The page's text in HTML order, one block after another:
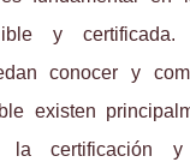
y
conocer y
existen
la certificación